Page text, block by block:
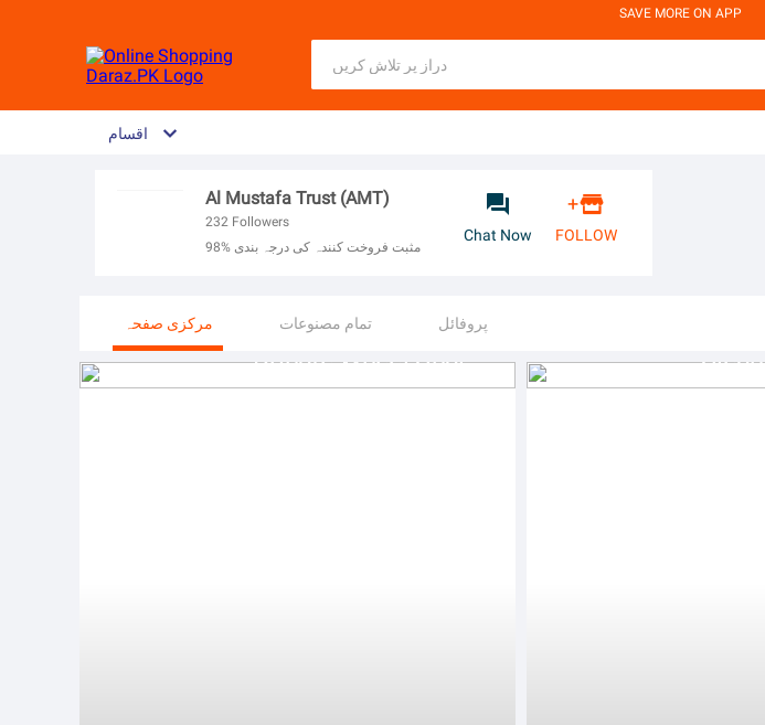
SAVE MORE ON APP
اقسام
Al Mustafa Trust (AMT)
232 Followers
98% مثبت فروخت کنندہ کی درجہ بندی

Chat Now
+
FOLLOW
مرکزی صفحہ تمام مصنوعات پروفائل
Donate Wheel Chair this is Sadaqah Jariyah